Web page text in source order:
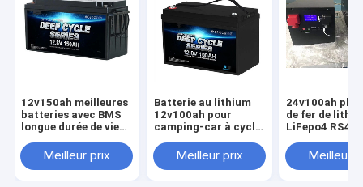
12v150ah meilleures
batteries avec BMS
longue durée de vie
Meilleur prix
Batterie au lithium
12v100ah pour
camping-car à cycle
Meilleur prix
24v100ah
de fer de
LiFepo4
camping-car
caravane
Meilleur